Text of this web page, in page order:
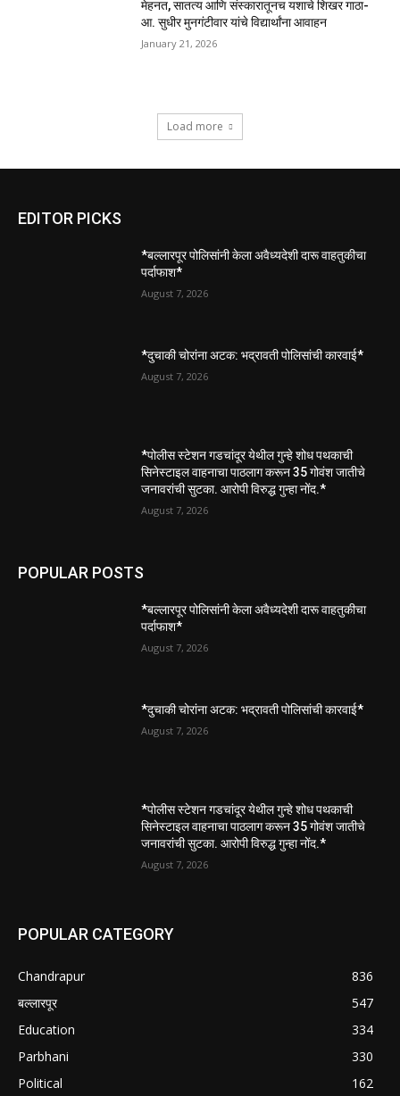
मेहनत, सातत्य आणि संस्कारातूनच यशाचे शिखर गाठा-
आ. सुधीर मुनगंटीवार यांचे विद्यार्थांना आवाहन
January 21, 2026
Load more
EDITOR PICKS
*बल्लारपूर पोलिसांनी केला अवैध्यदेशी दारू वाहतुकीचा
पर्दाफाश*
August 7, 2026
*दुचाकी चोरांना अटक: भद्रावती पोलिसांची कारवाई*
August 7, 2026
*पोलीस स्टेशन गडचांदूर येथील गुन्हे शोध पथकाची
सिनेस्टाइल वाहनाचा पाठलाग करून 35 गोवंश जातीचे
जनावरांची सुटका. आरोपी विरुद्ध गुन्हा नोंद.*
August 7, 2026
POPULAR POSTS
*बल्लारपूर पोलिसांनी केला अवैध्यदेशी दारू वाहतुकीचा
पर्दाफाश*
August 7, 2026
*दुचाकी चोरांना अटक: भद्रावती पोलिसांची कारवाई*
August 7, 2026
*पोलीस स्टेशन गडचांदूर येथील गुन्हे शोध पथकाची
सिनेस्टाइल वाहनाचा पाठलाग करून 35 गोवंश जातीचे
जनावरांची सुटका. आरोपी विरुद्ध गुन्हा नोंद.*
August 7, 2026
POPULAR CATEGORY
Chandrapur
836
बल्लारपूर
547
Education
334
Parbhani
330
Political
162